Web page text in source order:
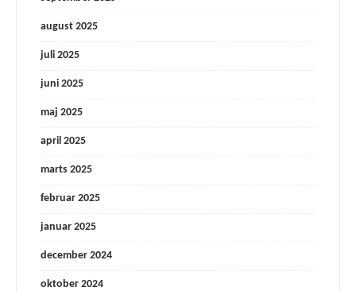
august 2025
juli 2025
juni 2025
maj 2025
april 2025
marts 2025
februar 2025
januar 2025
december 2024
oktober 2024